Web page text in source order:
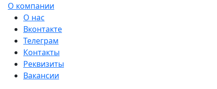
О компании
О нас
Вконтакте
Телеграм
Контакты
Реквизиты
Вакансии